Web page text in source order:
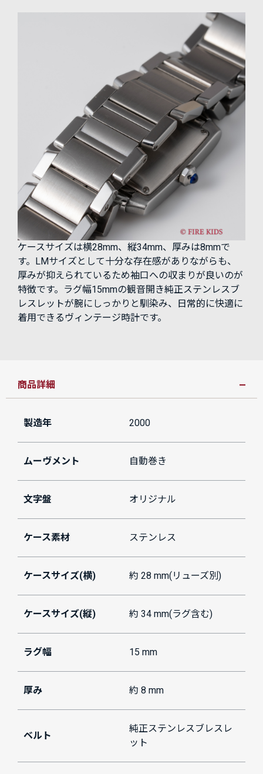
ケースサイズは横28mm、縦34mm、厚みは8mmで
す。LMサイズとして十分な存在感がありながらも、
厚みが抑えられているため袖口への収まりが良いのが
特徴です。ラグ幅15mmの観音開き純正ステンレスブ
レスレットが腕にしっかりと馴染み、日常的に快適に
着用できるヴィンテージ時計です。
商品詳細
製造年 2000
ムーヴメント 自動巻き
文字盤 オリジナル
ケース素材 ステンレス
ケースサイズ(横) 約 28 mm(リューズ別)
ケースサイズ(縦) 約 34 mm(ラグ含む)
ラグ幅 15 mm
厚み 約 8 mm
ベルト
純正ステンレスブレスレ
ット